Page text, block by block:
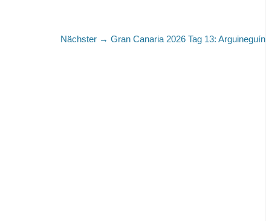
Nächster → Nächster
Gran Canaria 2026 Tag 13: Arguineguín